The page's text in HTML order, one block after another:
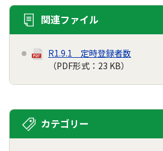
関連ファイル
R1.9.1 定時登録者数
（PDF形式：23 KB）
カテゴリー